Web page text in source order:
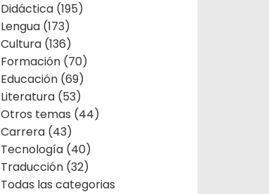
Didáctica (195)
Lengua (173)
Cultura (136)
Formación (70)
Educación (69)
Literatura (53)
Otros temas (44)
Carrera (43)
Tecnología (40)
Traducción (32)
Todas las categorias